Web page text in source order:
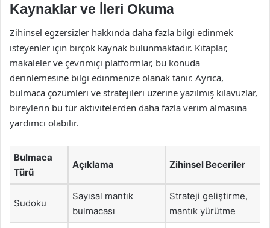
Kaynaklar ve İleri Okuma
Zihinsel egzersizler hakkında daha fazla bilgi edinmek
isteyenler için birçok kaynak bulunmaktadır. Kitaplar,
makaleler ve çevrimiçi platformlar, bu konuda
derinlemesine bilgi edinmenize olanak tanır. Ayrıca,
bulmaca çözümleri ve stratejileri üzerine yazılmış kılavuzlar,
bireylerin bu tür aktivitelerden daha fazla verim almasına
yardımcı olabilir.
Bulmaca
Türü
Açıklama Zihinsel Beceriler
Sudoku
Sayısal mantık
bulmacası
Strateji geliştirme,
mantık yürütme